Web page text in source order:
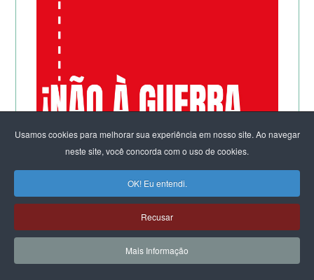
Usamos cookies para melhorar sua experiência em nosso site. Ao navegar
neste site, você concorda com o uso de cookies.
OK! Eu entendi.
Recusar
Mais Informação